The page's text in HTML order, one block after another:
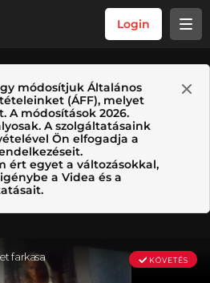
Login
módosítjuk Általános
(ÁFF), melyet
A módosítások 2026.
A szolgáltatásaink
Ön elfogadja a
ért egyet a változásokkal,
a Videa és a